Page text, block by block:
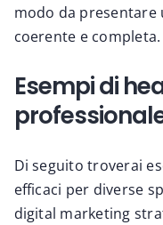
modo da presentare
coerente e completa.
Esempi di
Di seguito troverai
efficaci per diverse
digital marketing